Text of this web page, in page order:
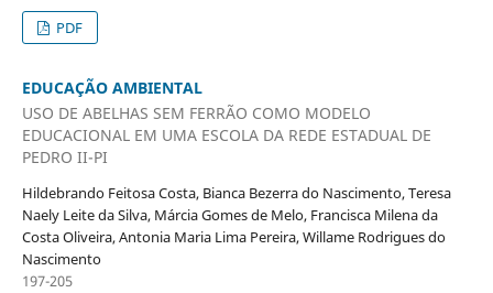
PDF
EDUCAÇÃO AMBIENTAL
USO DE ABELHAS SEM FERRÃO COMO MODELO
EDUCACIONAL EM UMA ESCOLA DA REDE ESTADUAL DE
PEDRO II-PI
Hildebrando Feitosa Costa, Bianca Bezerra do Nascimento, Teresa
Naely Leite da Silva, Márcia Gomes de Melo, Francisca Milena da
Costa Oliveira, Antonia Maria Lima Pereira, Willame Rodrigues do
Nascimento
197-205